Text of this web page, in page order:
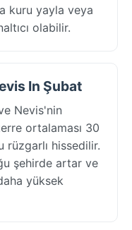
kuru yayla veya
olabilir.
In Şubat
Nevis'nin
ortalaması 30
rüzgarlı hissedilir.
şehirde artar ve
yüksek